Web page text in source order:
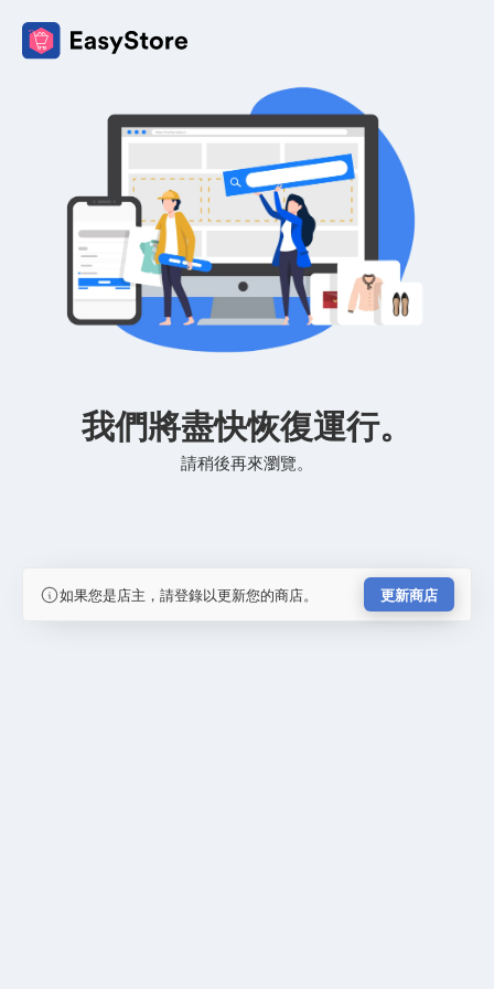
我們將盡快恢復運行。
請稍後再來瀏覽。
如果您是店主，請登錄以更新您的商店。 更新商店